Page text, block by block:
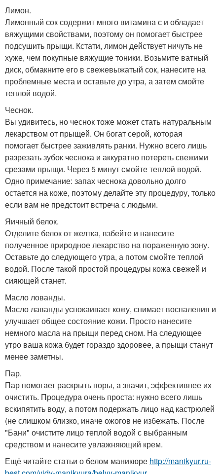
Лимон.
Лимонный сок содержит много витамина с и обладает
вяжущими свойствами, поэтому он помогает быстрее
подсушить прыщи. Кстати, лимон действует ничуть не
хуже, чем покупные вяжущие тоники. Возьмите ватный
диск, обмакните его в свежевыжатый сок, нанесите на
проблемные места и оставьте до утра, а затем смойте
теплой водой.
Чеснок.
Вы удивитесь, но чеснок тоже может стать натуральным
лекарством от прыщей. Он богат серой, которая
помогает быстрее заживлять ранки. Нужно всего лишь
разрезать зубок чеснока и аккуратно потереть свежими
срезами прыщи. Через 5 минут смойте теплой водой.
Одно примечание: запах чеснока довольно долго
остается на коже, поэтому делайте эту процедуру, только
если вам не предстоит встреча с людьми.
Яичный белок.
Отделите белок от желтка, взбейте и нанесите
полученное природное лекарство на пораженную зону.
Оставьте до следующего утра, а потом смойте теплой
водой. После такой простой процедуры кожа свежей и
сияющей станет.
Масло лованды.
Масло лаванды успокаивает кожу, снимает воспаления и
улучшает общее состояние кожи. Просто нанесите
немного масла на прыщи перед сном. На следующее
утро ваша кожа будет гораздо здоровее, а прыщи станут
менее заметны.
Пар.
Пар помогает раскрыть поры, а значит, эффективнее их
очистить. Процедура очень проста: нужно всего лишь
вскипятить воду, а потом подержать лицо над кастрюлей
(не слишком близко, иначе ожогов не избежать. После
"Бани" очистите лицо теплой водой с выбранным
средством и нанесите увлажняющий крем.
Ещё читайте статьи о белом маникюре http://manikyur.ru-